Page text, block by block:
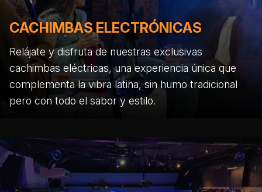
CACHIMBAS ELECTRÓNICAS
Relájate y disfruta de nuestras exclusivas
cachimbas eléctricas, una experiencia única que
complementa la vibra latina, sin humo tradicional
pero con todo el sabor y estilo.